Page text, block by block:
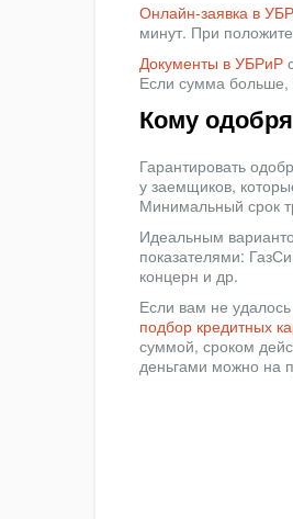
Онлайн-заявка в
минут. При
Документы в УБРиР
Если сумма больше,
Кому
Гарантировать
у заемщиков,
Минимальный срок
Идеальным
показателями:
концерн и др.
Если вам не
подбор кредитных
суммой, сроком
деньгами можно на